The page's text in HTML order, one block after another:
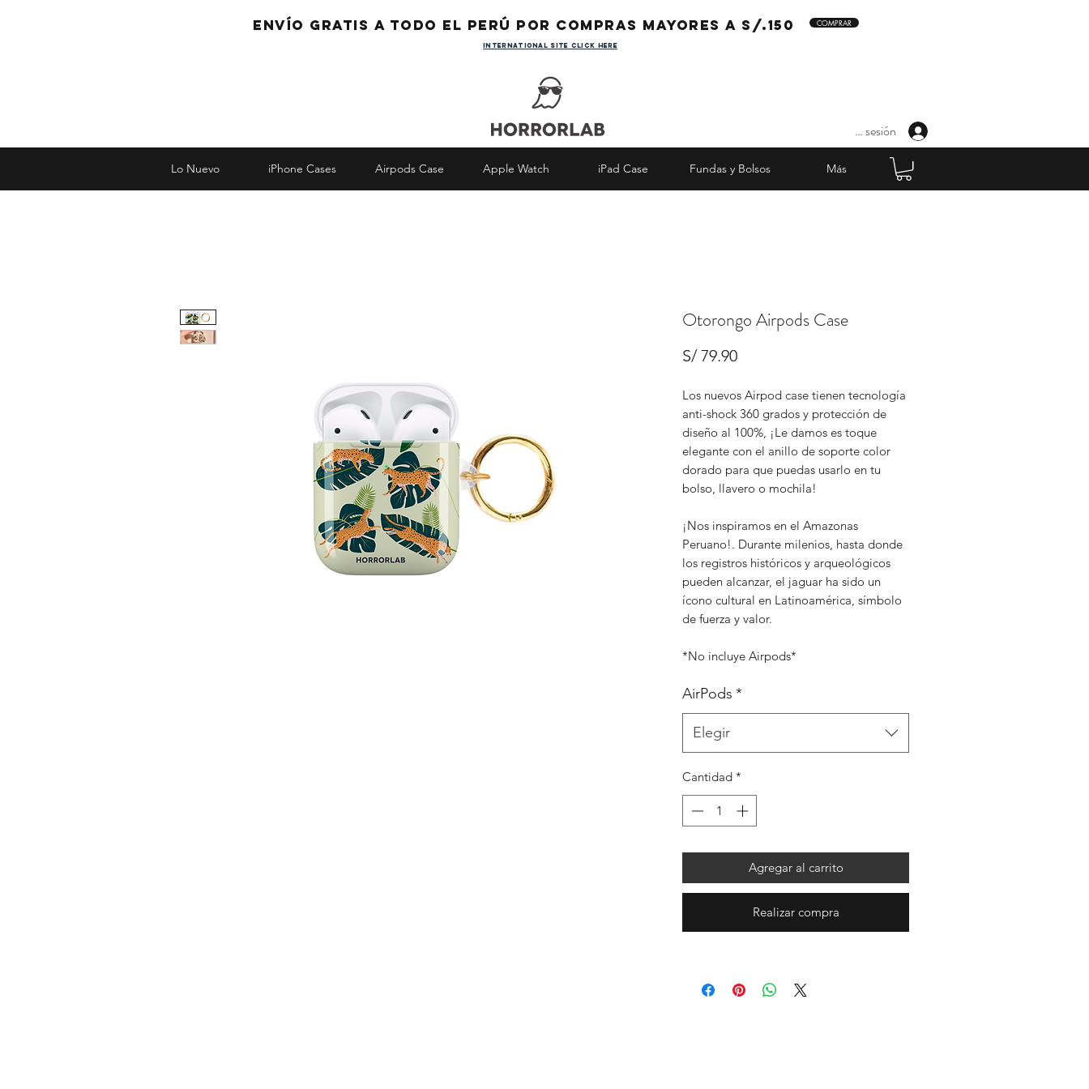
Envío gratis a todo el Perú por compras mayores a s/.150 COMPRAR
international site click here
Iniciar sesión
Lo Nuevo iPhone Cases Airpods Case Apple Watch iPad Case Fundas y Bolsos Más
Otorongo Airpods Case
S/ 79.90Precio
Los nuevos Airpod case tienen tecnología
anti-shock 360 grados y protección de
diseño al 100%, ¡Le damos es toque
elegante con el anillo de soporte color
dorado para que puedas usarlo en tu
bolso, llavero o mochila!
¡Nos inspiramos en el Amazonas
Peruano!. Durante milenios, hasta donde
los registros históricos y arqueológicos
pueden alcanzar, el jaguar ha sido un
ícono cultural en Latinoamérica, símbolo
de fuerza y valor.
*No incluye Airpods*
AirPods *
Elegir
Cantidad *
Agregar al carrito
Realizar compra